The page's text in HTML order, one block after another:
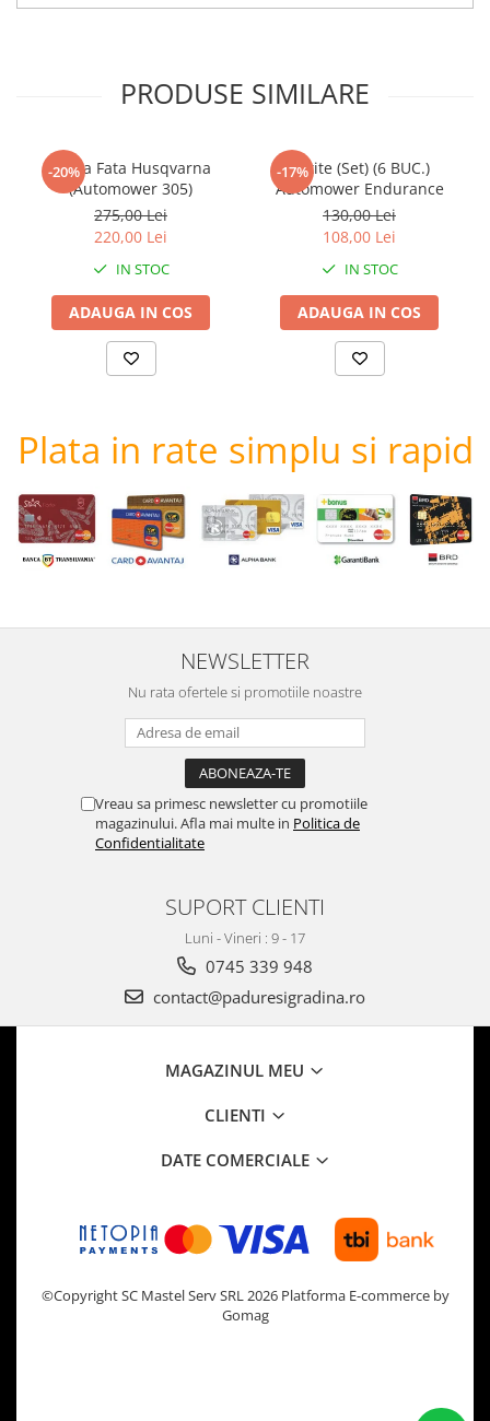
PRODUSE SIMILARE
-20%
Roata Fata Husqvarna
(Automower 305)
275,00 Lei
220,00 Lei
IN STOC
ADAUGA IN COS
-17%
Cutite (Set) (6 BUC.)
Automower Endurance
130,00 Lei
108,00 Lei
IN STOC
ADAUGA IN COS
Plata in rate simplu si rapid
NEWSLETTER
Nu rata ofertele si promotiile noastre
Vreau sa primesc newsletter cu promotiile
magazinului. Afla mai multe in Politica de
Confidentialitate
SUPORT CLIENTI
Luni - Vineri : 9 - 17
0745 339 948
contact@paduresigradina.ro
MAGAZINUL MEU
CLIENTI
DATE COMERCIALE
©Copyright SC Mastel Serv SRL 2026 Platforma E-commerce by
Gomag